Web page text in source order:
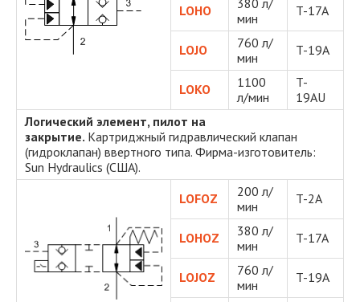
LOHO
380 л/
мин
T-17A
LOJO
760 л/
мин
T-19A
LOKO
1100
л/мин
T-
19AU
Логический элемент, пилот на
закрытие. Картриджный гидравлический клапан
(гидроклапан) ввертного типа. Фирма-изготовитель:
Sun Hydraulics (США).
LOFOZ
200 л/
мин
T-2A
LOHOZ
380 л/
мин
T-17A
LOJOZ
760 л/
мин
T-19A